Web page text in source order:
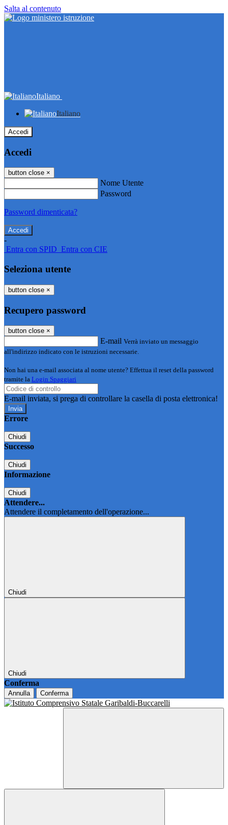
Salta al contenuto
Italiano
Italiano
Accedi
Accedi
button close ×
Nome Utente
Password
Password dimenticata?
-
Entra con SPID Entra con CIE
Seleziona utente
button close ×
Recupero password
button close ×
E-mail Verrà inviato un messaggio
all'indirizzo indicato con le istruzioni necessarie.
Non hai una e-mail associata al nome utente? Effettua il reset della password
tramite la Login Spaggiari
E-mail inviata, si prega di controllare la casella di posta elettronica!
Errore
Chiudi
Successo
Chiudi
Informazione
Chiudi
Attendere...
Attendere il completamento dell'operazione...
Chiudi
Chiudi
Conferma
Annulla Conferma